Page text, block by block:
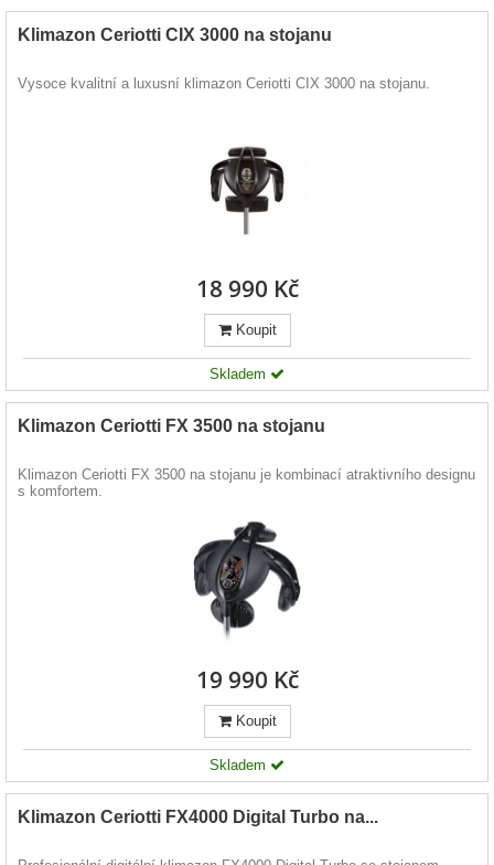
Klimazon Ceriotti CIX 3000 na stojanu
Vysoce kvalitní a luxusní klimazon Ceriotti CIX 3000 na stojanu.
18 990 Kč
Koupit
Skladem
Klimazon Ceriotti FX 3500 na stojanu
Klimazon Ceriotti FX 3500 na stojanu je kombinací atraktivního designu
s komfortem.
19 990 Kč
Koupit
Skladem
Klimazon Ceriotti FX4000 Digital Turbo na...